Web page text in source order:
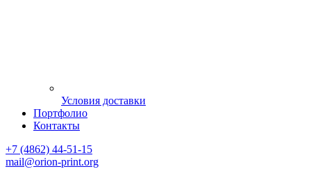
Условия доставки
Портфолио
Контакты
+7 (4862) 44-51-15
mail@orion-print.org